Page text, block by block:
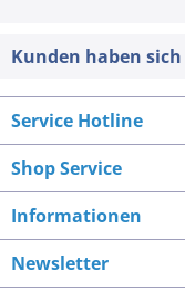
Kunden haben
Service Hotline
Shop Service
Informationen
Newsletter